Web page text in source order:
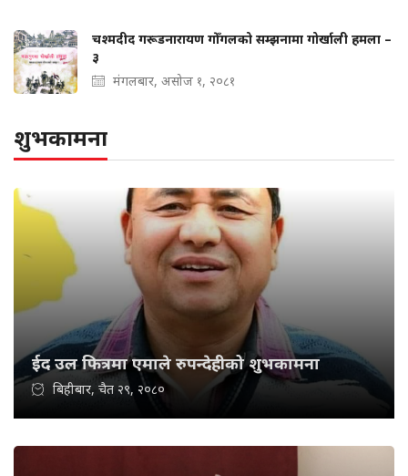
चश्मदीद गरूडनारायण गोँगलको सम्झनामा गोर्खाली हमला –
३
मंगलबार, असोज १, २०८१
शुभकामना
ईद उल फित्रमा एमाले रुपन्देहीको शुभकामना
बिहीबार, चैत २९, २०८०